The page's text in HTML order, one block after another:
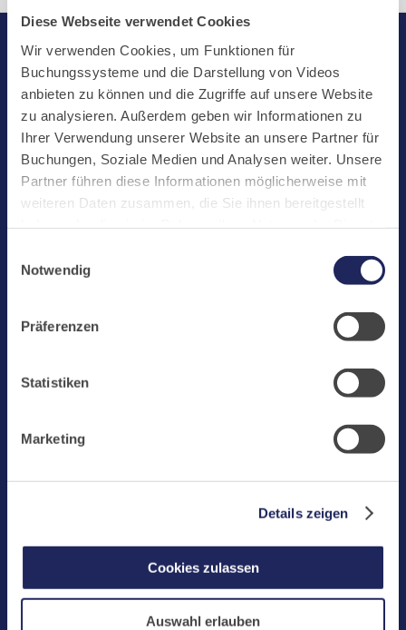
Diese Webseite verwendet Cookies
Wir verwenden Cookies, um Funktionen für
Buchungssysteme und die Darstellung von Videos
anbieten zu können und die Zugriffe auf unsere Website
zu analysieren. Außerdem geben wir Informationen zu
Ihrer Verwendung unserer Website an unsere Partner für
Buchungen, Soziale Medien und Analysen weiter. Unsere
Partner führen diese Informationen möglicherweise mit
weiteren Daten zusammen, die Sie ihnen bereitgestellt
challenges.cloudflare.com: Wir verwenden das online
Buchungssystem MEWS in unserem Hotel und unserem
übermittelt. Cookies von eu5.bookingkit.de: Wir
Buchungen von Bibliotheks- und Klosterführungen. Um
Buchungen durchführen zu können akzeptieren Sie bitte
Notwendig
Präferenzen
Statistiken
Marketing
Details zeigen
Cookies zulassen
Auswahl erlauben
Start
Aktuelles
Kloster
Klosterbetriebe
Spenden
Laacher See
Jobs
Fax: +49 (0) 2652 59-359
www.maria-laach.de